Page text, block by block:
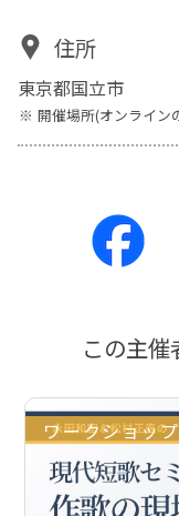
住所
東京都国立市
開催場所(オンライン
この主
ワークショップ